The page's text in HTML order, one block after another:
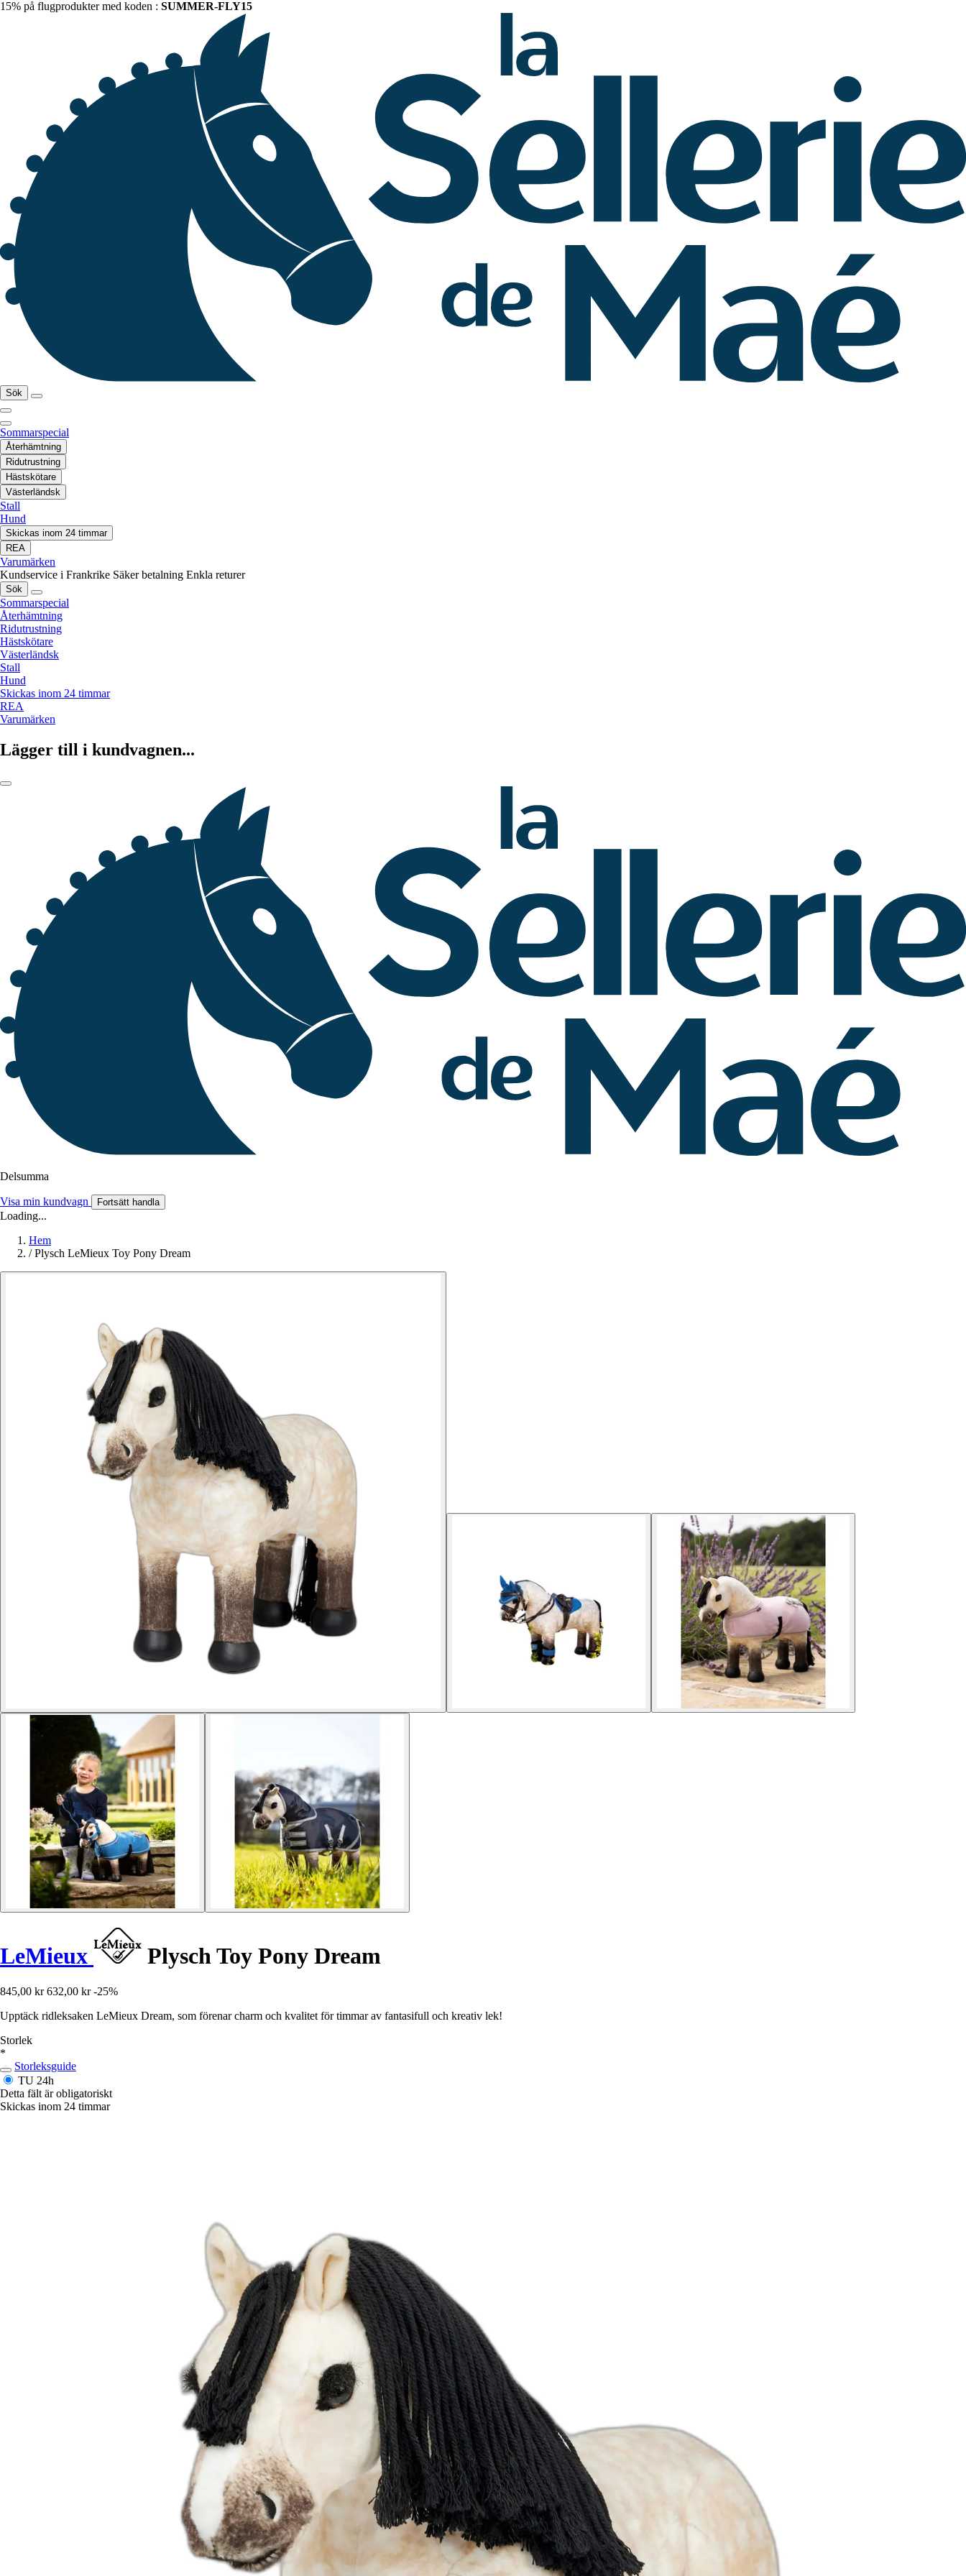
15% på flugprodukter med koden : SUMMER-FLY15
Sök
Sommarspecial
Återhämtning
Ridutrustning
Hästskötare
Västerländsk
Stall
Hund
Skickas inom 24 timmar
REA
Varumärken
Kundservice i Frankrike Säker betalning Enkla returer
Sök
Sommarspecial
Återhämtning
Ridutrustning
Hästskötare
Västerländsk
Stall
Hund
Skickas inom 24 timmar
REA
Varumärken
Lägger till i kundvagnen...
Delsumma
Visa min kundvagn Fortsätt handla
Loading...
Hem
/ Plysch LeMieux Toy Pony Dream
LeMieux Plysch Toy Pony Dream
845,00 kr 632,00 kr -25%
Upptäck ridleksaken LeMieux Dream, som förenar charm och kvalitet för timmar av fantasifull och kreativ lek!
Storlek
*
Storleksguide
TU 24h
Detta fält är obligatoriskt
Skickas inom 24 timmar